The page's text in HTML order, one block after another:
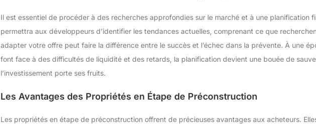
Il est essentiel de procéder à des recherches approfondies sur le marché et à une planification
permettra aux développeurs d’identifier les tendances actuelles, comprenant ce que
adapter votre offre peut faire la différence entre le succès et l’échec dans la prévente. À une
font face à des difficultés de liquidité et des retards, la planification devient une bouée de
l’investissement porte ses fruits.
Les Avantages des Propriétés en Étape de Préconstruction
Les propriétés en étape de préconstruction offrent de précieuses avantages aux acheteurs.